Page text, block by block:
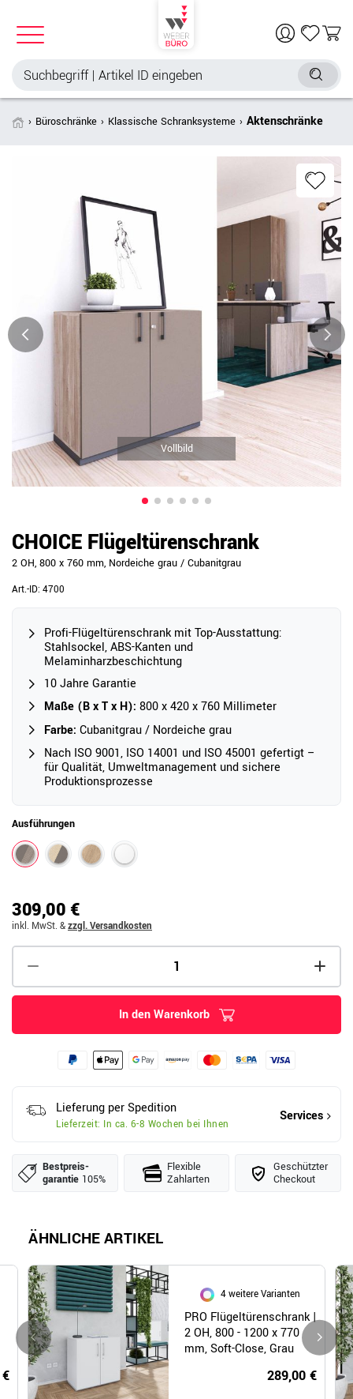
Büroschränke Klassische Schranksysteme Aktenschränke
Vollbild
CHOICE Flügeltürenschrank
2 OH, 800 x 760 mm, Nordeiche grau / Cubanitgrau
Art.-ID: 4700
Profi-Flügeltürenschrank mit Top-Ausstattung:
Stahlsockel, ABS-Kanten und
Melaminharzbeschichtung
10 Jahre Garantie
Maße (B x T x H): 800 x 420 x 760 Millimeter
Farbe: Cubanitgrau / Nordeiche grau
Nach ISO 9001, ISO 14001 und ISO 45001 gefertigt –
für Qualität, Umweltmanagement und sichere
Produktionsprozesse
Ausführungen
309,00 €
inkl. MwSt. &zzgl. Versandkosten
In den Warenkorb
Lieferung per Spedition
Lieferzeit: In ca. 6-8 Wochen bei Ihnen
Services
Bestpreis­
garantie 105%
Flexible
Zahlarten
Geschützter
Checkout
ÄHNLICHE ARTIKEL
4 weitere Varianten
PRO Flügeltürenschrank |
2 OH, 800 - 1200 x 770
mm, Soft-Close, Grau
289,00 €